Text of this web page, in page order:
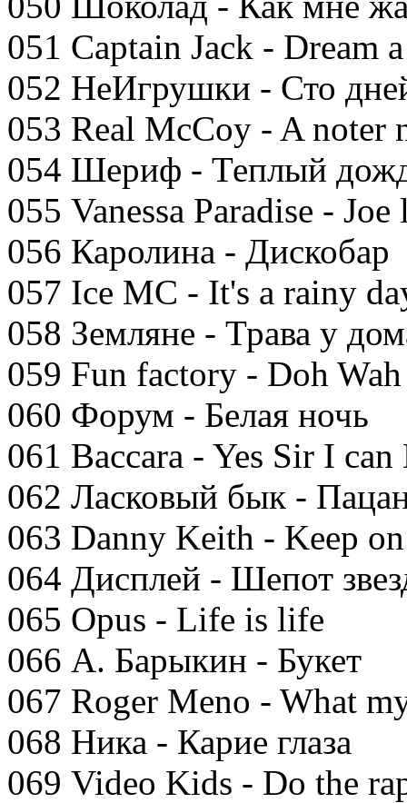
051 Captain Jack - Dream
052 НеИгрушки - Сто
053 Real McCoy - A noter
054 Шериф - Теплый
055 Vanessa Paradise -
056 Каролина - Дискобар
057 Ice MC - It's a rainy
058 Земляне - Трава у
059 Fun factory - Doh
060 Форум - Белая ночь
061 Baccara - Yes Sir I
062 Ласковый бык -
063 Danny Keith - Keep
064 Дисплей - Шепот
065 Opus - Life is life
066 А. Барыкин - Букет
067 Roger Meno - What
068 Ника - Карие глаза
069 Video Kids - Do the